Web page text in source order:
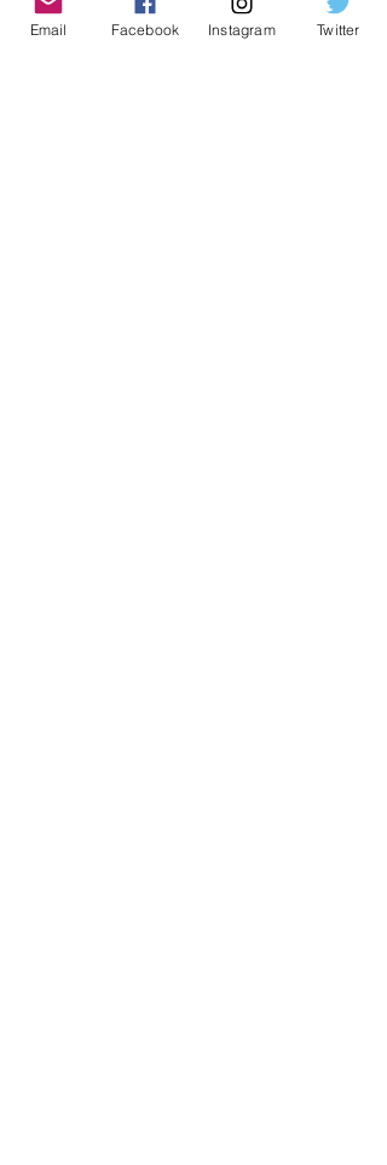
SOBRE PÃO DIÁRIO
Email Facebook Instagram Twitter